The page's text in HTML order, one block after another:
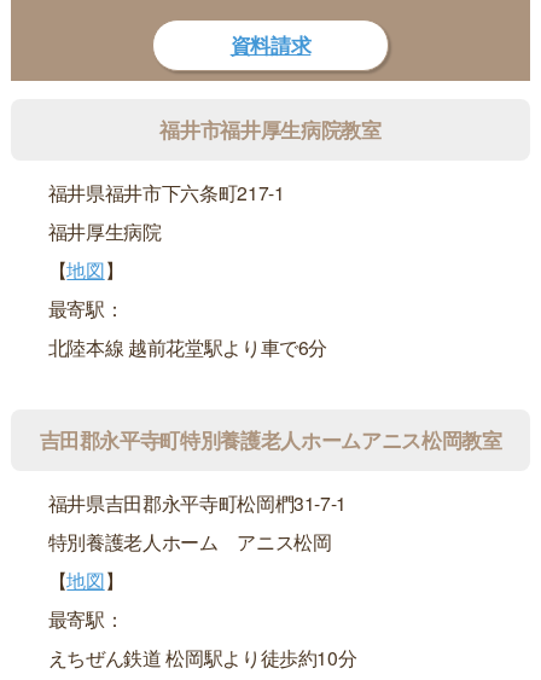
資料請求
福井市福井厚生病院教室
福井県福井市下六条町217-1
福井厚生病院
【地図】
最寄駅：
北陸本線 越前花堂駅より車で6分
吉田郡永平寺町特別養護老人ホームアニス松岡教室
福井県吉田郡永平寺町松岡椚31-7-1
特別養護老人ホーム アニス松岡
【地図】
最寄駅：
えちぜん鉄道 松岡駅より徒歩約10分